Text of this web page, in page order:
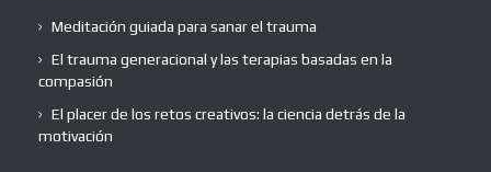
Meditación guiada para sanar el trauma
El trauma generacional y las terapias basadas en la
compasión
El placer de los retos creativos: la ciencia detrás de la
motivación